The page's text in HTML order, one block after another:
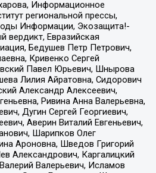
Информационное
региональной прессы,
Информации, Экозащита!-
вердикт, Евразийская
Бедушев Петр Петрович,
Кривенко Сергей
Павел Юрьевич, Шнырова
Лилия Айратовна, Сидорович
Александр Алексеевич,
Ривина Анна Валерьевна,
Дугин Сергей Георгиевич,
Аверин Виталий Евгеньевич,
Шарипков Олег
Ароновна, Шведов Григорий
Александрович, Каргалицкий
Валерьевич, Исламов